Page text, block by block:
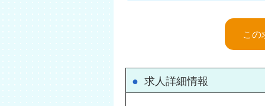
こ
● 求人詳細情報